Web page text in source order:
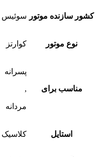
کشور سازنده موتور سوئیس
نوع موتور کوارتز
مناسب برای
پسرانه
,
مردانه
استایل کلاسیک